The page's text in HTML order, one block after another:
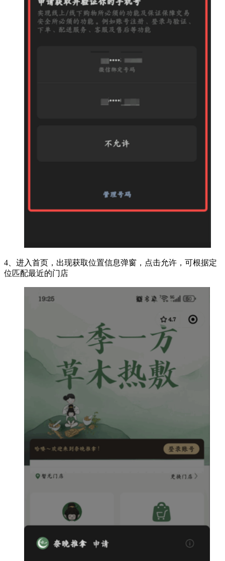
4、进入首页，出现获取位置信息弹窗，点击允许，可根据定
位匹配最近的门店